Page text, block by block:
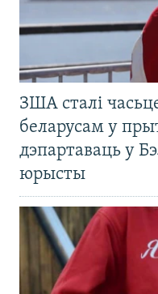
ЗША сталі
беларусам у
дэпартаваць у
юрысты